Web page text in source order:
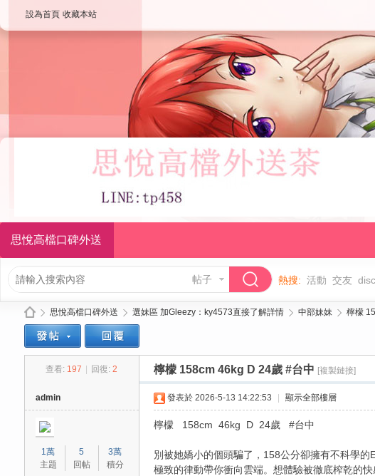
設為首頁 收藏本站
思悅高檔口碑外送
帖子 熱搜: 活動 交友
思悅高檔口碑外送 選妹區 加Gleezy：ky4573直接了解詳情
›
中部妹妹
›
檸檬
查看: 197 回復: 2 檸檬 158cm 46kg D 24歲 #台中 [複製鏈接]
admin
1萬
主題
5
回帖
3萬
積分
發表於 2026-5-13 14:22:53 顯示全部樓層
檸檬 158cm 46kg D 24歲 #台中
別被她嬌小的個頭騙了，158公分卻擁有不科學
極致的律動帶你衝向雲端。想體驗被徹底榨乾的快